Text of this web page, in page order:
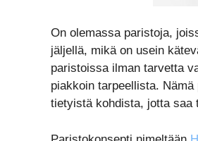
On olemassa paristoja,
jäljellä, mikä on usein
paristoissa ilman tarvetta
piakkoin tarpeellista.
tietyistä kohdista, jotta saa